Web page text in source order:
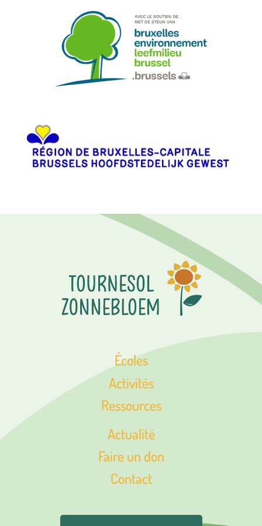
Écoles
Activités
Ressources
Actualité
Faire un don
Contact